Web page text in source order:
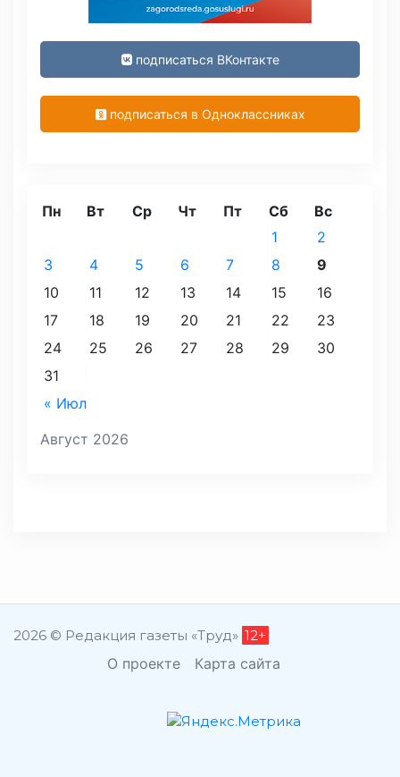
подписаться ВКонтакте
подписаться в Одноклассниках
Август 2026
Пн Вт Ср Чт Пт Сб Вс
« Июл
1
2
3
4 5 6 7 8
9
10
11 12 13 14 15
16
17
18 19 20 21 22
23
24
25 26 27 28 29
30
31
2026 © Редакция газеты «Труд» 12+
О проекте Карта сайта